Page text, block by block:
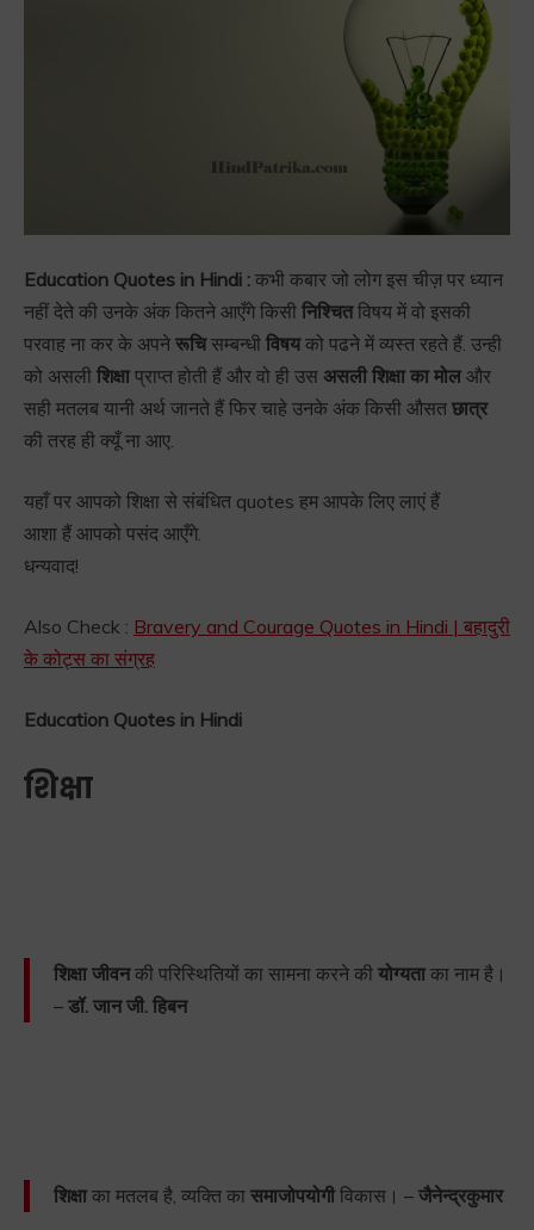
Education Quotes in Hindi : कभी कबार जो लोग इस चीज़ पर ध्यान
नहीं देते की उनके अंक कितने आएँगे किसी निश्चितविषय में वो इसकी
परवाह ना कर के अपने रूचिसम्बन्धी विषयको पढने में व्यस्त रहते हैं. उन्ही
को असली शिक्षाप्राप्त होती हैं और वो ही उस असली शिक्षा का मोल और
सही मतलब यानी अर्थ जानते हैं फिर चाहे उनके अंक किसी औसत छात्र
की तरह ही क्यूँ ना आए.
यहाँ पर आपको शिक्षा से संबंधित quotes हम आपके लिए लाएं हैं
आशा हैं आपको पसंद आएँगे.
धन्यवाद!
Also Check : Bravery and Courage Quotes in Hindi | बहादुरी
के कोट्स का संग्रह
Education Quotes in Hindi
शिक्षा
शिक्षा जीवनकी परिस्थितियों का सामना करने की योग्यताका नाम है।
– डॉ. जान जी. हिबन
शिक्षाका मतलब है, व्यक्ति का समाजोपयोगीविकास। – जैनेन्द्रकुमार